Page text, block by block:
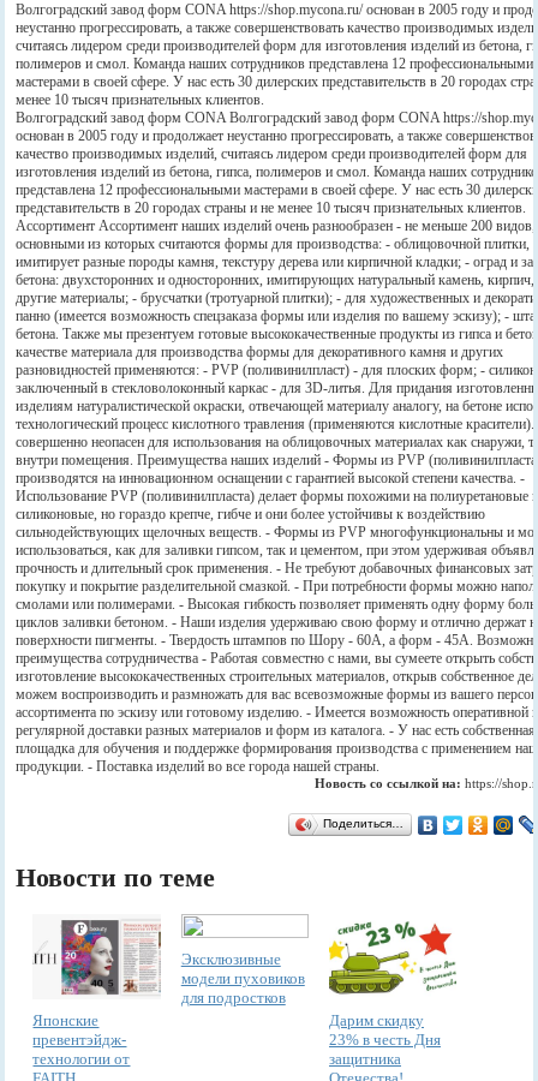
Волгоградский завод форм CONA https://shop.mycona.ru/ основан в 2005 году и
неустанно прогрессировать, а также совершенствовать качество производимых
считаясь лидером среди производителей форм для изготовления изделий из бетона,
полимеров и смол. Команда наших сотрудников представлена 12 профессиональными
мастерами в своей сфере. У нас есть 30 дилерских представительств в 20 городах
менее 10 тысяч признательных клиентов.
Волгоградский завод форм CONA Волгоградский завод форм CONA https://
основан в 2005 году и продолжает неустанно прогрессировать, а также
качество производимых изделий, считаясь лидером среди производителей форм для
изготовления изделий из бетона, гипса, полимеров и смол. Команда наших
представлена 12 профессиональными мастерами в своей сфере. У нас есть 30
представительств в 20 городах страны и не менее 10 тысяч признательных клиентов.
Ассортимент Ассортимент наших изделий очень разнообразен - не меньше 200 видов,
основными из которых считаются формы для производства: - облицовочной плитки,
имитирует разные породы камня, текстуру дерева или кирпичной кладки; - оград и
бетона: двухсторонних и односторонних, имитирующих натуральный камень, кирпич,
другие материалы; - брусчатки (тротуарной плитки); - для художественных и
панно (имеется возможность спецзаказа формы или изделия по вашему эскизу); -
бетона. Также мы презентуем готовые высококачественные продукты из гипса и
качестве материала для производства формы для декоративного камня и других
разновидностей применяются: - PVP (поливинилпласт) - для плоских форм; -
заключенный в стекловолоконный каркас - для 3D-литья. Для придания
изделиям натуралистической окраски, отвечающей материалу аналогу, на бетоне
технологический процесс кислотного травления (применяются кислотные
совершенно неопасен для использования на облицовочных материалах как снаружи,
внутри помещения. Преимущества наших изделий - Формы из PVP
производятся на инновационном оснащении с гарантией высокой степени качества. -
Использование PVP (поливинилпласта) делает формы похожими на полиуретановые
силиконовые, но гораздо крепче, гибче и они более устойчивы к воздействию
сильнодействующих щелочных веществ. - Формы из PVP многофункциональны и
использоваться, как для заливки гипсом, так и цементом, при этом удерживая
прочность и длительный срок применения. - Не требуют добавочных финансовых
покупку и покрытие разделительной смазкой. - При потребности формы можно
смолами или полимерами. - Высокая гибкость позволяет применять одну форму
циклов заливки бетоном. - Наши изделия удерживаю свою форму и отлично держат
поверхности пигменты. - Твердость штампов по Шору - 60А, а форм - 45A.
преимущества сотрудничества - Работая совместно с нами, вы сумеете открыть
изготовление высококачественных строительных материалов, открыв собственное
можем воспроизводить и размножать для вас всевозможные формы из вашего
ассортимента по эскизу или готовому изделию. - Имеется возможность оперативной
регулярной доставки разных материалов и форм из каталога. - У нас есть
площадка для обучения и поддержке формирования производства с применением
продукции. - Поставка изделий во все города нашей страны.
Новость со ссылкой на:https://
Поделиться…
Новости по теме
Японские
превентэйдж-
технологии от
Эксклюзивные
модели пуховиков
для подростков
Дарим скидку
23% в честь Дня
защитника